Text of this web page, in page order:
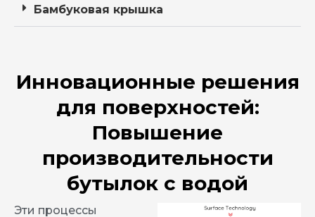
Бамбуковая крышка
Инновационные решения
для поверхностей:
Повышение
производительности
бутылок с водой
Эти процессы